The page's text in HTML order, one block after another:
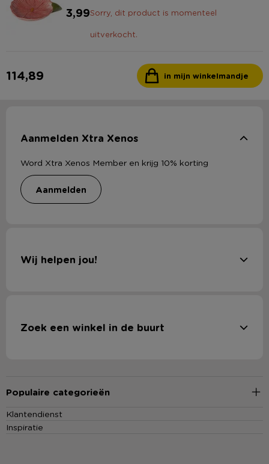
3,99Sorry, dit product is momenteel
uitverkocht.
114,89 in mijn winkelmandje
Aanmelden Xtra Xenos
Word Xtra Xenos Member en krijg 10% korting
aanmelden
Wij helpen jou!
Zoek een winkel in de buurt
Populaire categorieën
Klantendienst
Inspiratie